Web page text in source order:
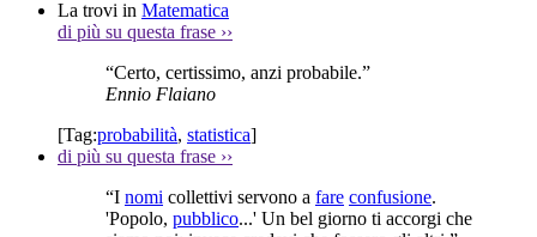
La trovi in Matematica
di più su questa frase ››
“Certo, certissimo, anzi probabile.”
Ennio Flaiano
[Tag:probabilità, statistica]
di più su questa frase ››
“I nomi collettivi servono a fare confusione.
'Popolo, pubblico...' Un bel giorno ti accorgi che